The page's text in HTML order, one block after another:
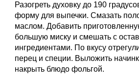
Разогреть духовку до 190
форму для выпечки. Смазать
маслом. Добавить
большую миску и смешать с
ингредиентами. По вкусу
перец и специи. Выложить
накрыть блюдо фольгой.